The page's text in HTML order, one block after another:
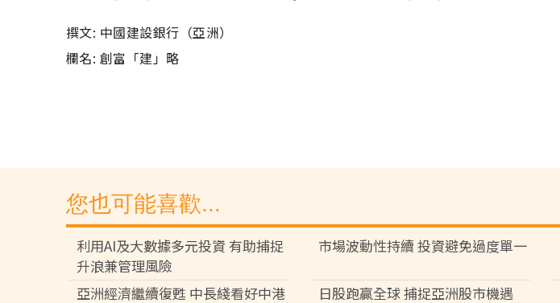
撰文: 中國建設銀行（亞洲）
欄名: 創富「建」略
您也可能喜歡...
利用AI及大數據多元投資 有助捕捉
升浪兼管理風險
市場波動性持續 投資避免過度單一
亞洲經濟繼續復甦 中長綫看好中港
日股跑贏全球 捕捉亞洲股市機遇